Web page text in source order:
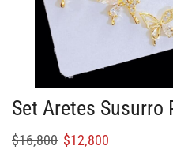
Set Aretes Susurro
$16,800 $12,800